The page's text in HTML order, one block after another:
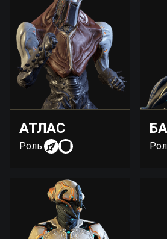
АТЛАС
Роль: